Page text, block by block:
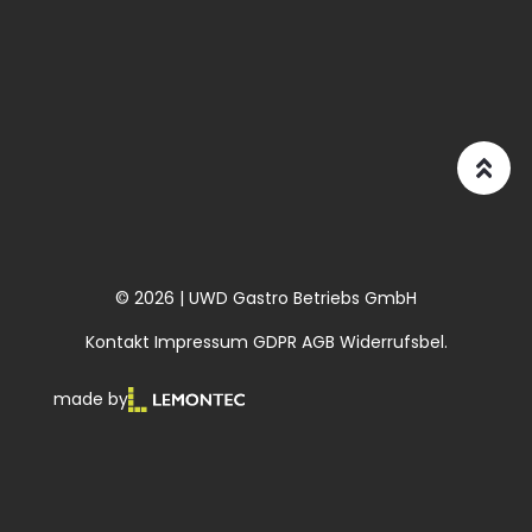
© 2026 | UWD Gastro Betriebs GmbH
Kontakt Impressum GDPR AGB Widerrufsbel.
made by